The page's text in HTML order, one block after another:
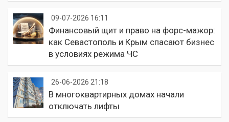
09-07-2026 16:11
Финансовый щит и право на форс-мажор:
как Севастополь и Крым спасают бизнес
в условиях режима ЧС
26-06-2026 21:18
В многоквартирных домах начали
отключать лифты